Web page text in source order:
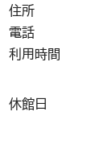
住所
電話
利用時間
休館日